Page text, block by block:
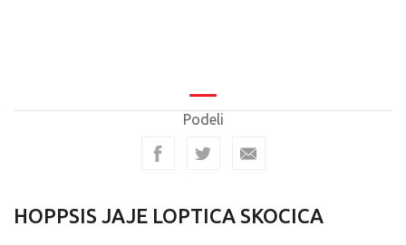
Podeli
HOPPSIS JAJE LOPTICA SKOCICA